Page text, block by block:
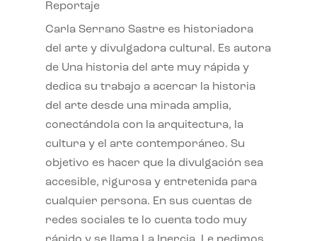
Reportaje
Carla Serrano Sastre es historiadora
del arte y divulgadora cultural. Es autora
de Una historia del arte muy rápida y
dedica su trabajo a acercar la historia
del arte desde una mirada amplia,
conectándola con la arquitectura, la
cultura y el arte contemporáneo. Su
objetivo es hacer que la divulgación sea
accesible, rigurosa y entretenida para
cualquier persona. En sus cuentas de
redes sociales te lo cuenta todo muy